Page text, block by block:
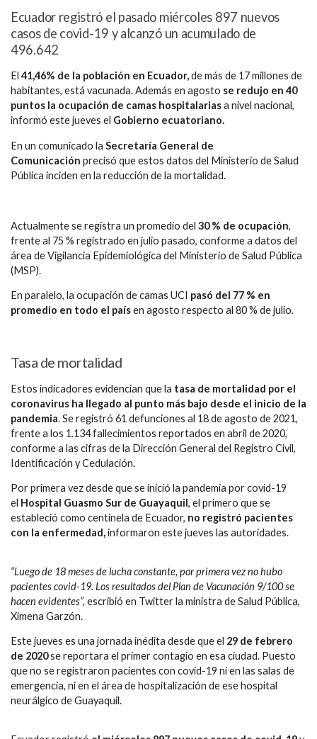
Ecuador registró el pasado miércoles 897 nuevos
casos de covid-19 y alcanzó un acumulado de
496.642
El 41,46% de la población en Ecuador,de más de 17 millones de
habitantes, está vacunada. Además en agosto se redujo en 40
puntos la ocupación de camas hospitalariasa nivel nacional,
informó este jueves el Gobierno ecuatoriano.
En un comunicado la Secretaría General de
Comunicación precisó que estos datos del Ministerio de Salud
Pública inciden en la reducción de la mortalidad.
Actualmente se registra un promedio del 30 % de ocupación,
frente al 75 % registrado en julio pasado, conforme a datos del
área de Vigilancia Epidemiológica del Ministerio de Salud Pública
(MSP).
En paralelo, la ocupación de camas UCI pasó del 77 % en
promedio en todo el paísen agosto respecto al 80 % de julio.
Tasa de mortalidad
Estos indicadores evidencian que la tasa de mortalidad por el
coronavirus ha llegado al punto más bajo desde el inicio de la
pandemia. Se registró 61 defunciones al 18 de agosto de 2021,
frente a los 1.134 fallecimientos reportados en abril de 2020,
conforme a las cifras de la Dirección General del Registro Civil,
Identificación y Cedulación.
Por primera vez desde que se inició la pandemia por covid-19
el Hospital Guasmo Sur de Guayaquil, el primero que se
estableció como centinela de Ecuador, no registró pacientes
con la enfermedad,informaron este jueves las autoridades.
“Luego de 18 meses de lucha constante, por primera vez no hubo
pacientes covid-19. Los resultados del Plan de Vacunación 9/100 se
hacen evidentes”, escribió en Twitter la ministra de Salud Pública,
Ximena Garzón.
Este jueves es una jornada inédita desde que el 29 de febrero
de 2020se reportara el primer contagio en esa ciudad. Puesto
que no se registraron pacientes con covid-19 ni en las salas de
emergencia, ni en el área de hospitalización de ese hospital
neurálgico de Guayaquil.